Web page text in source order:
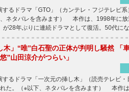
るドラマ「GTO」（カンテレ・フジテレビ系
ネタバレを含みます） 本作は、1998年に放
が28年ぶりに連続ドラマとして復活。50代に
木」“唯”白石聖の正体が判明し騒然 「
”山田涼介がつらい」
るドラマ「一次元の挿し木」（読売テレビ・
た。（※以下、ネタバレを含みます） 本作